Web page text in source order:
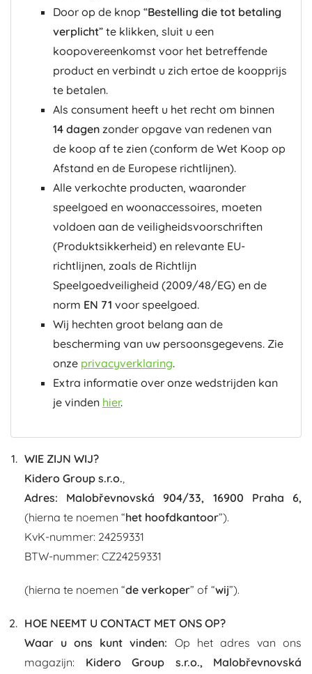
Door op de knop “Bestelling die tot betaling
verplicht” te klikken, sluit u een
koopovereenkomst voor het betreffende
product en verbindt u zich ertoe de koopprijs
te betalen.
Als consument heeft u het recht om binnen
14 dagen zonder opgave van redenen van
de koop af te zien (conform de Wet Koop op
Afstand en de Europese richtlijnen).
Alle verkochte producten, waaronder
speelgoed en woonaccessoires, moeten
voldoen aan de veiligheidsvoorschriften
(Produktsikkerheid) en relevante EU-
richtlijnen, zoals de Richtlijn
Speelgoedveiligheid (2009/48/EG) en de
norm EN 71 voor speelgoed.
Wij hechten groot belang aan de
bescherming van uw persoonsgegevens. Zie
onze privacyverklaring.
Extra informatie over onze wedstrijden kan
je vinden hier.
WIE ZIJN WIJ?
Kidero Group s.r.o.,
Adres:
Malobřevnovská 904/33, 16900 Praha 6,
(hierna te noemen “het hoofdkantoor”).
KvK-nummer: 24259331
BTW-nummer: CZ24259331
(hierna te noemen “de verkoper” of “wij”).
HOE NEEMT U CONTACT MET ONS OP?
Waar u ons kunt vinden: Op het adres van ons
magazijn: Kidero Group s.r.o., Malobřevnovská